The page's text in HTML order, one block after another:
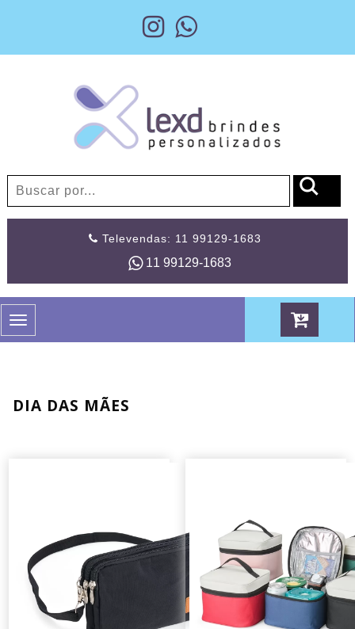
Televendas: 11 99129-1683
11 99129-1683
Toggle
navigation
DIA DAS MÃES